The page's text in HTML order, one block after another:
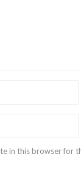
in this browser for